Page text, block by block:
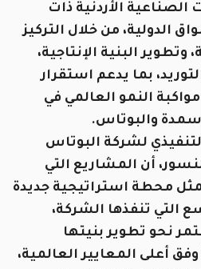
الصناعية الأردنية ذات
الدولية، من خلال التركيز
البنية الإنتاجية،
بما يدعم استقرار
النمو العالمي في
والبوتاس.
لشركة البوتاس
أن المشاريع التي
محطة استراتيجية جديدة
التي تنفذها الشركة،
نحو تطوير بنيتها
أعلى المعايير العالمية،